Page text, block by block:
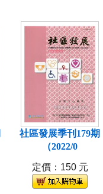
社區發展季刊179期
（2022/0
定價：150 元